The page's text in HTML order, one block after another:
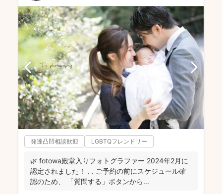
発達凸凹相談歓迎 LGBTQフレンドリー
🌿 fotowa殿堂入りフォトグラファー 2024年2月に
認定されました！ . . ご予約の前にスケジュール確
認のため、 「質問する」ボタンから...